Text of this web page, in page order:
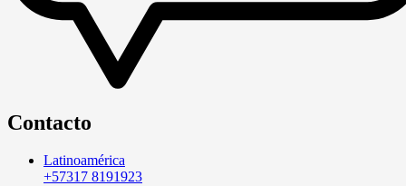
Contacto
Latinoamérica
+57317 8191923